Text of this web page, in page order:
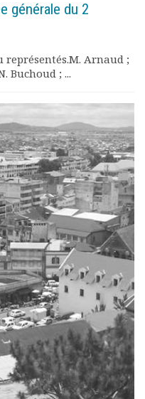
générale du 2
représentés.M. Arnaud ;
Buchoud ; ...